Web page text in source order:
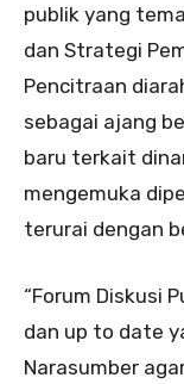
publik yang
dan Strategi
Pencitraan
sebagai ajang
baru terkait
mengemuka
terurai dengan
“Forum Diskusi
dan up to date
Narasumber